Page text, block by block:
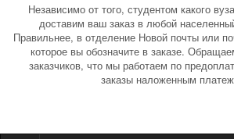
Независимо от того, студентом какого
доставим ваш заказ в любой
Правильнее, в отделение Новой почты или
которое вы обозначите в заказе.
заказчиков, что мы работаем по
заказы наложенным